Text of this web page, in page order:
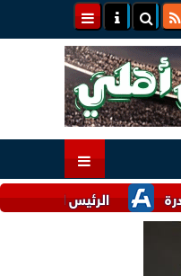
الرئيس السيسي وملك البحرين